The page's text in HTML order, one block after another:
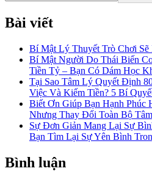
Bài viết
Bí Mật Lý Thuyết Trò Chơi
Bí Mật Người Do Thái Biến
Tiền Tỷ – Bạn Có Dám Học
Tại Sao Tâm Lý Quyết Định
Việc Và Kiếm Tiền? 5 Bí
Biết Ơn Giúp Bạn Hạnh Phúc
Nhưng Thay Đổi Toàn Bộ
Sự Đơn Giản Mang Lại Sự
Bạn Tìm Lại Sự Yên Bình
Bình luận